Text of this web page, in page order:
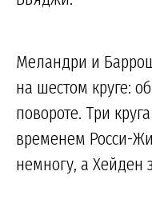
Меландри и
на шестом круге:
повороте. Три
временем Росси-
немногу, а Хейден